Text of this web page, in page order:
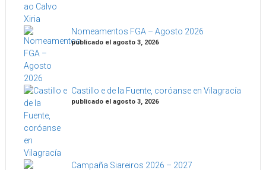
Nomeamentos FGA – Agosto 2026
publicado el agosto 3, 2026
Castillo e de la Fuente, coróanse en Vilagracía
publicado el agosto 3, 2026
Campaña Siareiros 2026 – 2027